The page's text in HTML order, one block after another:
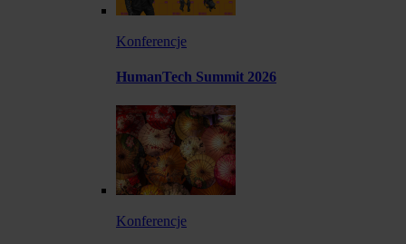
Konferencje
HumanTech Summit 2026
Konferencje